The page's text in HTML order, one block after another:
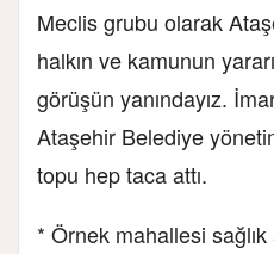
Meclis grubu olarak
halkın ve kamunun
görüşün yanındayız.
Ataşehir Belediye
topu hep taca attı.
* Örnek mahallesi sağlık